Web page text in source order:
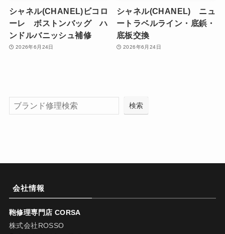
シャネル(CHANEL)ビコロ
ーレ ボストンバッグ ハ
ンドルバニッシュ補修
2026年6月24日
シャネル(CHANEL) ニュ
ートラベルライン・底鋲・
底板交換
2026年6月24日
検索
会社情報
鞄修理専門店 CORSA
株式会社ROSSO